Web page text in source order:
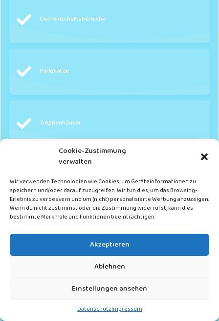
Cookie-Zustimmung
verwalten
Wir verwenden Technologien wie Cookies, um Geräteinformationen zu
speichern und/oder darauf zuzugreifen. Wir tun dies, um das Browsing-
Erlebnis zu verbessern und um (nicht) personalisierte Werbung anzuzeigen.
Wenn du nicht zustimmst oder die Zustimmung widerrufst, kann dies
bestimmte Merkmale und Funktionen beeinträchtigen.
Akzeptieren
Ablehnen
Einstellungen ansehen
DatenschutzImpressum
Gemeinschaftsbereiche
Parkplätze
Treppenhäuser